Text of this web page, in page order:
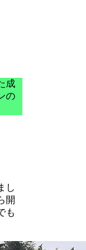
成
の
し
開
も